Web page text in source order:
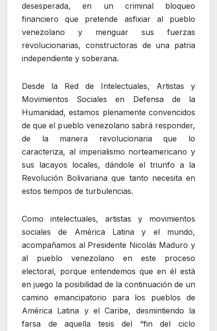
desesperada, en un criminal bloqueo
financiero que pretende asfixiar al pueblo
venezolano y menguar sus fuerzas
revolucionarias, constructoras de una patria
independiente y soberana.
Desde la Red de Intelectuales, Artistas y
Movimientos Sociales en Defensa de la
Humanidad, estamos plenamente convencidos
de que el pueblo venezolano sabrá responder,
de la manera revolucionaria que lo
caracteriza, al imperialismo norteamericano y
sus lacayos locales, dándole el triunfo a la
Revolución Bolivariana que tanto necesita en
estos tiempos de turbulencias.
Como intelectuales, artistas y movimientos
sociales de América Latina y el mundo,
acompañamos al Presidente Nicolás Maduro y
al pueblo venezolano en este proceso
electoral, porque entendemos que en él está
en juego la posibilidad de la continuación de un
camino emancipatorio para los pueblos de
América Latina y el Caribe, desmintiendo la
farsa de aquella tesis del “fin del ciclo